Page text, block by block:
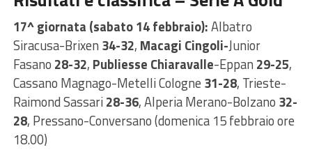
17^ giornata (sabato 14 febbraio):Albatro
Siracusa-Brixen 34-32, Macagi Cingoli-Junior
Fasano 28-32, Publiesse Chiaravalle-Eppan 29-25,
Cassano Magnago-Metelli Cologne 31-28, Trieste-
Raimond Sassari28-36, Alperia Merano-Bolzano 32-
28, Pressano-Conversano (domenica 15 febbraio ore
18.00)